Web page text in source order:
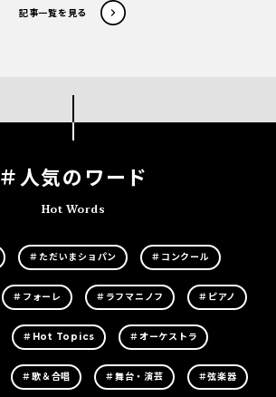
記事一覧を見る
＃人気のワード
Hot Words
＃ただいまショパン ＃コンクール
＃フォーレ ＃ラフマニノフ ＃ピアノ
＃Hot Topics ＃オーケストラ
＃歌＆合唱 ＃舞台・演芸 ＃弦楽器